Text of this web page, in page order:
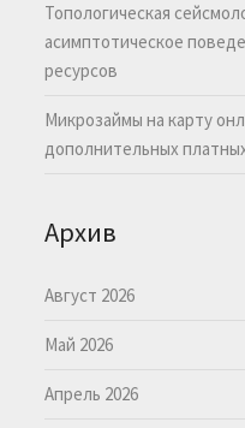
Топологическая
асимптотическое
ресурсов
Микрозаймы на карту
дополнительных
Архив
Август 2026
Май 2026
Апрель 2026